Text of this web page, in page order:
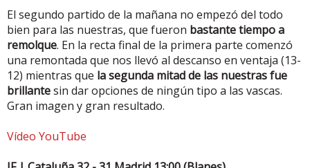
El segundo partido de la mañana no empezó del todo
bien para las nuestras, que fueron bastante tiempo a
remolque. En la recta final de la primera parte comenzó
una remontada que nos llevó al descanso en ventaja (13-
12) mientras que la segunda mitad de las nuestras fue
brillantesin dar opciones de ningún tipo a las vascas.
Gran imagen y gran resultado.
Vídeo YouTube